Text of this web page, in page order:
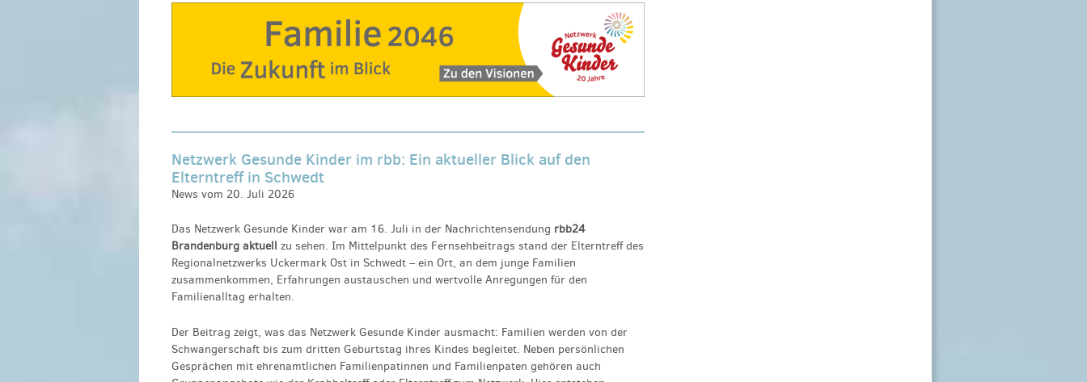
Netzwerk Gesunde Kinder im rbb: Ein aktueller Blick auf den
Elterntreff in Schwedt
News vom 20. Juli 2026
Das Netzwerk Gesunde Kinder war am 16. Juli in der Nachrichtensendung rbb24
Brandenburg aktuell zu sehen. Im Mittelpunkt des Fernsehbeitrags stand der Elterntreff des
Regionalnetzwerks Uckermark Ost in Schwedt – ein Ort, an dem junge Familien
zusammenkommen, Erfahrungen austauschen und wertvolle Anregungen für den
Familienalltag erhalten.
Der Beitrag zeigt, was das Netzwerk Gesunde Kinder ausmacht: Familien werden von der
Schwangerschaft bis zum dritten Geburtstag ihres Kindes begleitet. Neben persönlichen
Gesprächen mit ehrenamtlichen Familienpatinnen und Familienpaten gehören auch